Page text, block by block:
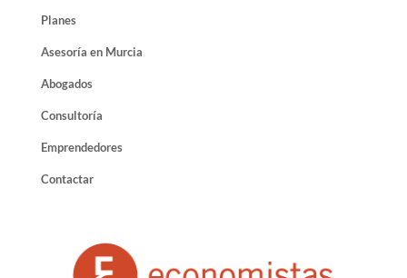
Planes
Asesoría en Murcia
Abogados
Consultoría
Emprendedores
Contactar